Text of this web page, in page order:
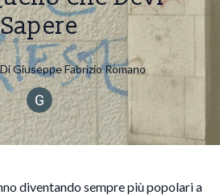
Sapere
DiGiuseppe FabrizioRomano
diventando sempre più popolari a